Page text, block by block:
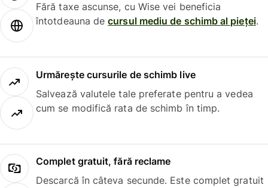
Fără taxe ascunse, cu Wise vei beneficia
întotdeauna decursul mediu de schimb al pieței.
Urmărește cursurile de schimb live
Salvează valutele tale preferate pentru a vedea
cum se modifică rata de schimb în timp.
Complet gratuit, fără reclame
Descarcă în câteva secunde. Este complet gratuit